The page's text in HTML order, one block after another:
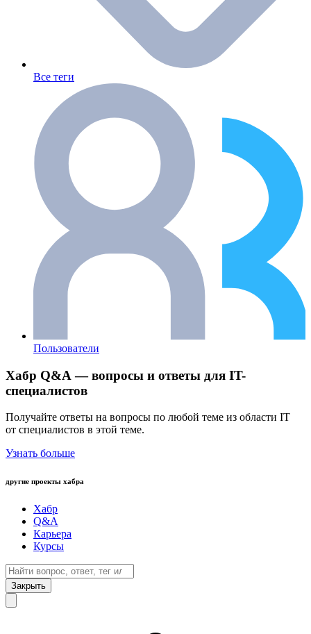
Все теги
Пользователи
Хабр Q&A — вопросы и ответы для IT-
специалистов
Получайте ответы на вопросы по любой теме из области IT
от специалистов в этой теме.
Узнать больше
другие проекты хабра
Хабр
Q&A
Карьера
Курсы
Закрыть